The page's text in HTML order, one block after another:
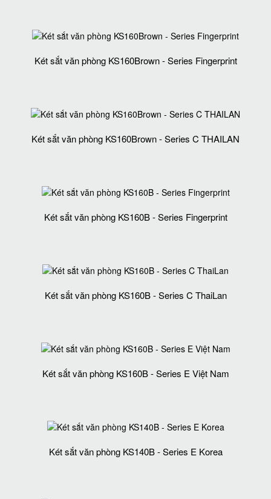
Két sắt văn phòng KS160Brown - Series Fingerprint
Két sắt văn phòng KS160Brown - Series C THAILAN
Két sắt văn phòng KS160B - Series Fingerprint
Két sắt văn phòng KS160B - Series C ThaiLan
Két sắt văn phòng KS160B - Series E Việt Nam
Két sắt văn phòng KS140B - Series E Korea